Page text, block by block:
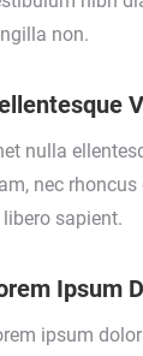
non.
nulla
nec
libero sapient.
Ipsum
ipsum